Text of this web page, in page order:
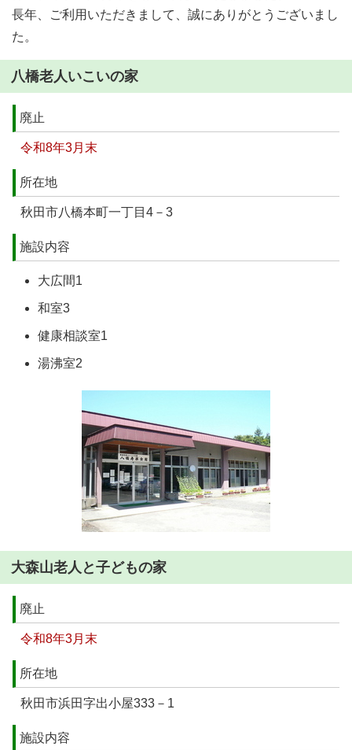
長年、ご利用いただきまして、誠にありがとうございまし
た。
八橋老人いこいの家
廃止
令和8年3月末
所在地
秋田市八橋本町一丁目4－3
施設内容
大広間1
和室3
健康相談室1
湯沸室2
大森山老人と子どもの家
廃止
令和8年3月末
所在地
秋田市浜田字出小屋333－1
施設内容